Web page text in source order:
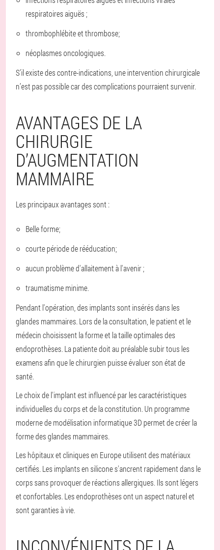
respiratoires aiguës ;
thrombophlébite et thrombose;
néoplasmes oncologiques.
S’il existe des contre-indications, une intervention chirurgicale
n’est pas possible car des complications pourraient survenir.
AVANTAGES DE LA
CHIRURGIE
D’AUGMENTATION
MAMMAIRE
Les principaux avantages sont :
Belle forme;
courte période de rééducation;
aucun problème d'allaitement à l'avenir ;
traumatisme minime.
Pendant l'opération, des implants sont insérés dans les
glandes mammaires. Lors de la consultation, le patient et le
médecin choisissent la forme et la taille optimales des
endoprothèses. La patiente doit au préalable subir tous les
examens afin que le chirurgien puisse évaluer son état de
santé.
Le choix de l'implant est influencé par les caractéristiques
individuelles du corps et de la constitution. Un programme
moderne de modélisation informatique 3D permet de créer la
forme des glandes mammaires.
Les hôpitaux et cliniques en Europe utilisent des matériaux
certifiés. Les implants en silicone s'ancrent rapidement dans le
corps sans provoquer de réactions allergiques. Ils sont légers
et confortables. Les endoprothèses ont un aspect naturel et
sont garanties à vie.